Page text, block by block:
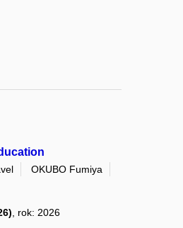
OKUBO Fumiya
, rok: 2026